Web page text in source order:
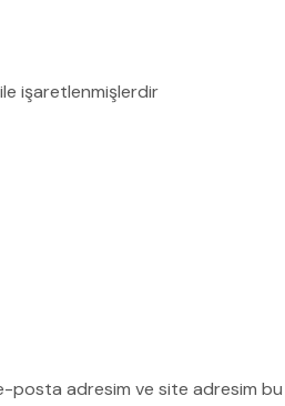
ile işaretlenmişlerdir
posta adresim ve site adresim